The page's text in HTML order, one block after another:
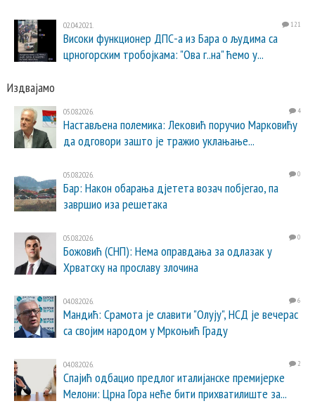
02.04.2021. 121
Високи функционер ДПС-а из Бара о људима са
црногорским тробојкама: "Ова г..на" ћемо у...
Издвајамо
05.08.2026. 4
Настављена полемика: Лековић поручио Марковићу
да одговори зашто је тражио уклањање...
05.08.2026. 0
Бар: Након обарања дјетета возач побјегао, па
завршио иза решетака
05.08.2026. 0
Божовић (СНП): Нема оправдања за одлазак у
Хрватску на прославу злочина
04.08.2026. 6
Мандић: Срамота је славити "Олују", НСД је вечерас
са својим народом у Мркоњић Граду
04.08.2026. 2
Спајић одбацио предлог италијанске премијерке
Мелони: Црна Гора неће бити прихватилиште за...